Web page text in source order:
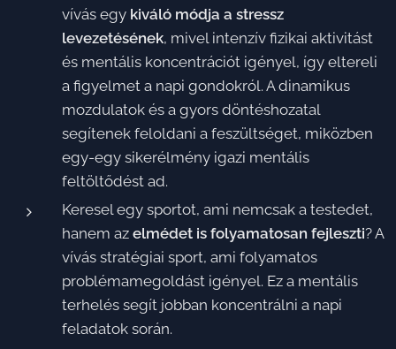
vívás egy kiváló módja a stressz
levezetésének, mivel intenzív fizikai aktivitást
és mentális koncentrációt igényel, így eltereli
a figyelmet a napi gondokról. A dinamikus
mozdulatok és a gyors döntéshozatal
segítenek feloldani a feszültséget, miközben
egy-egy sikerélmény igazi mentális
feltöltődést ad.
Keresel egy sportot, ami nemcsak a testedet,
hanem az elmédet is folyamatosan fejleszti? A
vívás stratégiai sport, ami folyamatos
problémamegoldást igényel. Ez a mentális
terhelés segít jobban koncentrálni a napi
feladatok során.